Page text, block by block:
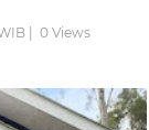
| 0 Views